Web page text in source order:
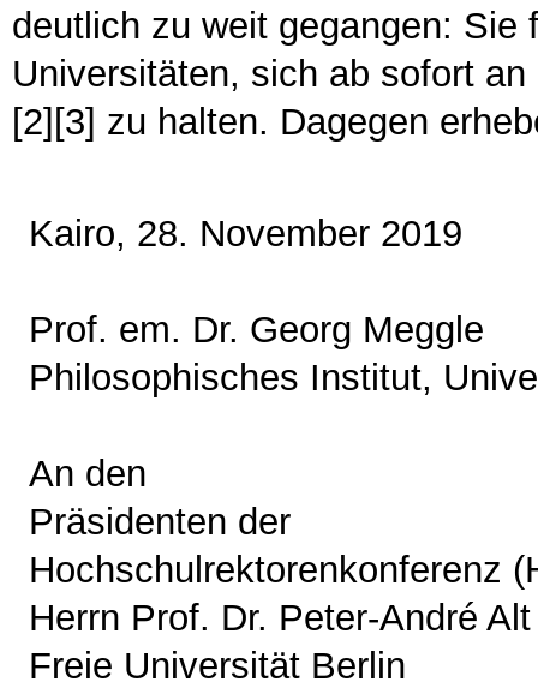
deutlich zu weit gegangen: Sie
Universitäten, sich ab sofort
[2][3] zu halten. Dagegen
Kairo, 28. November 2019
Prof. em. Dr. Georg Meggle
Philosophisches Institut,
An den
Präsidenten der
Hochschulrektorenkonferenz
Herrn Prof. Dr. Peter-André Alt
Freie Universität Berlin